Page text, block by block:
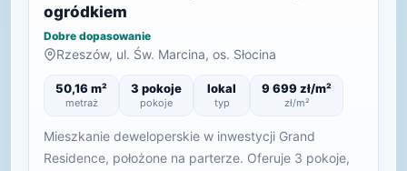
ogródkiem
Dobre dopasowanie
Rzeszów, ul. Św. Marcina, os. Słocina
50,16 m²
metraż
3 pokoje
pokoje
lokal
typ
9 699 zł/m²
zł/m²
Mieszkanie deweloperskie w inwestycji Grand
Residence, położone na parterze. Oferuje 3 pokoje,